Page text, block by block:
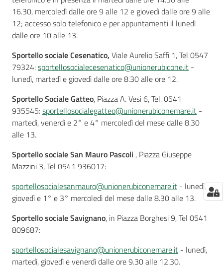
16.30, mercoledì dalle ore 9 alle 12 e giovedì dalle ore 9 alle
12; accesso solo telefonico e per appuntamenti il lunedì
dalle ore 10 alle 13.
Sportello sociale Cesenatico, Viale Aurelio Saffi 1, Tel 0547
79324:sportellosocialecesenatico@unionerubicone.it -
lunedì, martedì e giovedì dalle ore 8.30 alle ore 12.
Sportello Sociale Gatteo, Piazza A. Vesi 6, Tel. 0541
935545:sportellosocialegatteo@unionerubiconemare.it -
martedì, venerdì e 2° e 4° mercoledì del mese dalle 8.30
alle 13.
Sportello sociale San Mauro Pascoli , Piazza Giuseppe
Mazzini 3, Tel 0541 936017:
sportellosocialesanmauro@unionerubiconemare.it - lunedì,
giovedì e 1° e 3° mercoledì del mese dalle 8.30 alle 13.
Sportello sociale Savignano, in Piazza Borghesi 9, Tel 0541
809687:
sportellosocialesavignano@unionerubiconemare.it - lunedì,
martedì, giovedì e venerdì dalle ore 9.30 alle 12.30.